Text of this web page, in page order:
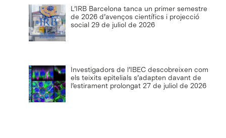
L’IRB Barcelona tanca un primer semestre
de 2026 d’avenços científics i projecció
social 29 de juliol de 2026
Investigadors de l’IBEC descobreixen com
els teixits epitelials s’adapten davant de
l’estirament prolongat 27 de juliol de 2026